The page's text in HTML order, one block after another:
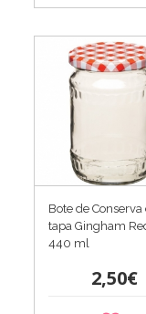
Bote de Conserva
tapa Gingham
440 ml
2,50€